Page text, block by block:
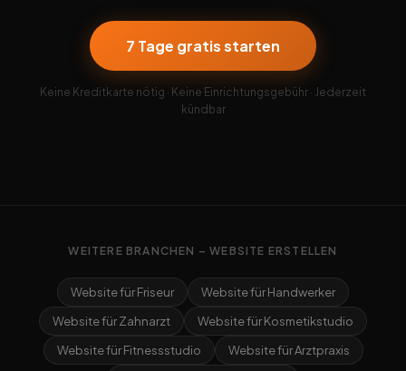
7 Tage gratis starten
Keine Kreditkarte nötig · Keine Einrichtungsgebühr · Jederzeit
kündbar
WEITERE BRANCHEN – WEBSITE ERSTELLEN
Website für Friseur
Website für Handwerker
Website für Zahnarzt
Website für Kosmetikstudio
Website für Fitnessstudio
Website für Arztpraxis